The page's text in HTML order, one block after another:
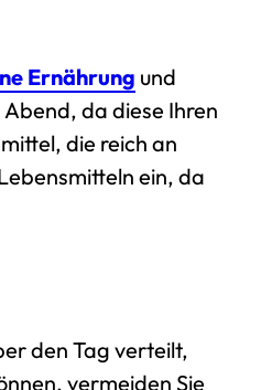
Ernährung und
da diese Ihren
die reich an
ein, da
den Tag verteilt,
vermeiden Sie